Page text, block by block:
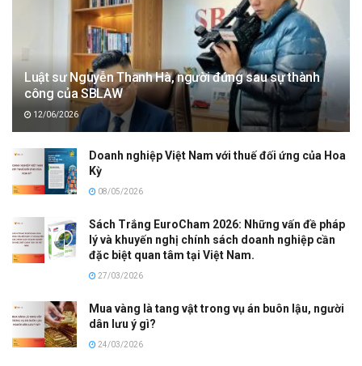
Luật sư Nguyễn Thanh Hà, người đứng sau sự thành
công của SBLAW
12/06/2026
Doanh nghiệp Việt Nam với thuế đối ứng của Hoa
Kỳ
08/05/2026
Sách Trắng EuroCham 2026: Những vấn đề pháp
lý và khuyến nghị chính sách doanh nghiệp cần
đặc biệt quan tâm tại Việt Nam.
27/03/2026
Mua vàng là tang vật trong vụ án buôn lậu, người
dân lưu ý gì?
24/03/2026